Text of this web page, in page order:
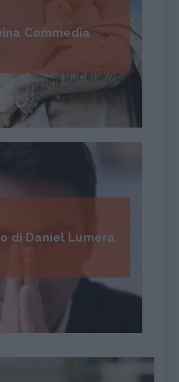
Commedia
di Daniel Lumera